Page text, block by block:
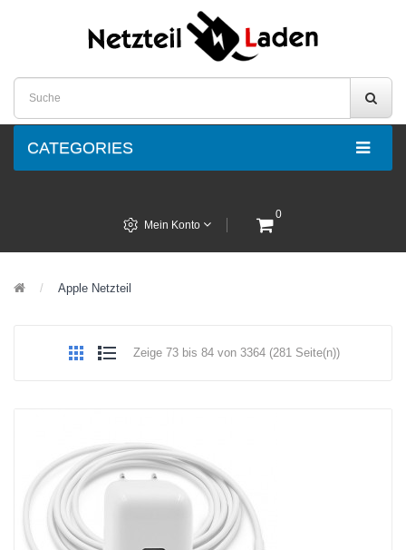
CATEGORIES
Mein Konto
0
Apple Netzteil
Zeige 73 bis 84 von 3364 (281 Seite(n))